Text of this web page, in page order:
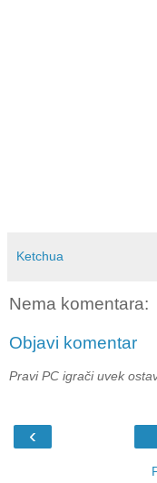
Ketchua
Nema komentara:
Objavi komentar
Pravi PC igrači uvek
‹